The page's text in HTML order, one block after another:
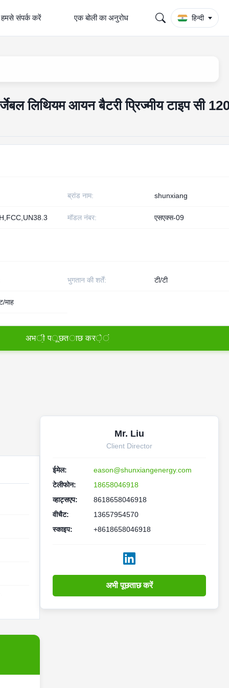
हमसे संपर्क करें एक बोली का अनुरोध हिन्दी
लिथियम आयन बैटरी प्रिज्मीय टाइप सी
ब्रांड नाम: shunxiang
मॉडल नंबर: एसएक्स-09
भुगतान की शर्तें: टी/टी
माह
अभी पूछताछ करें
Mr. Liu
Client Director
ईमेल:
eason@shunxiangenergy.com
टेलीफोन:
18658046918
व्हाट्सएप:
8618658046918
वीचैट:
13657954570
स्काइप:
+8618658046918
अभी पूछताछ करें